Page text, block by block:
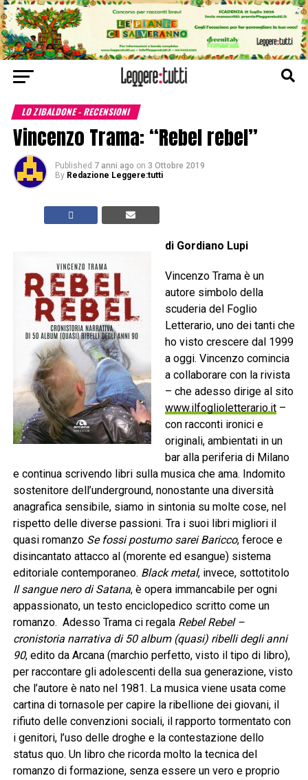
LO ZIBALDONE - RECENSIONI
Vincenzo Trama: “Rebel rebel”
Published 7 anni ago on 3 Ottobre 2019
By Redazione Leggere:tutti
di Gordiano Lupi
Vincenzo Trama è un
autore simbolo della
scuderia del Foglio
Letterario, uno dei tanti che
ho visto crescere dal 1999
a oggi. Vincenzo comincia
a collaborare con la rivista
– che adesso dirige al sito
www.ilfoglioletterario.it–
con racconti ironici e
originali, ambientati in un
bar alla periferia di Milano
e continua scrivendo libri sulla musica che ama. Indomito
sostenitore dell’underground, nonostante una diversità
anagrafica sensibile, siamo in sintonia su molte cose, nel
rispetto delle diverse passioni. Tra i suoi libri migliori il
quasi romanzo Se fossi postumo sarei Baricco, feroce e
disincantato attacco al (morente ed esangue) sistema
editoriale contemporaneo. Black metal, invece, sottotitolo
Il sangue nero di Satana, è opera immancabile per ogni
appassionato, un testo enciclopedico scritto come un
romanzo. Adesso Trama ci regala Rebel Rebel –
cronistoria narrativa di 50 album (quasi) ribelli degli anni
90, edito da Arcana (marchio perfetto, visto il tipo di libro),
per raccontare gli adolescenti della sua generazione, visto
che l’autore è nato nel 1981. La musica viene usata come
cartina di tornasole per capire la ribellione dei giovani, il
rifiuto delle convenzioni sociali, il rapporto tormentato con
i genitori, l’uso delle droghe e la contestazione dello
status quo. Un libro che ricorda molto la tecnica del
romanzo di formazione, senza essere un vero e proprio